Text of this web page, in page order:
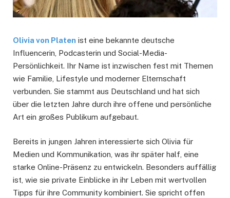
Olivia von Platen ist eine bekannte deutsche
Influencerin, Podcasterin und Social-Media-
Persönlichkeit. Ihr Name ist inzwischen fest mit Themen
wie Familie, Lifestyle und moderner Elternschaft
verbunden. Sie stammt aus Deutschland und hat sich
über die letzten Jahre durch ihre offene und persönliche
Art ein großes Publikum aufgebaut.
Bereits in jungen Jahren interessierte sich Olivia für
Medien und Kommunikation, was ihr später half, eine
starke Online-Präsenz zu entwickeln. Besonders auffällig
ist, wie sie private Einblicke in ihr Leben mit wertvollen
Tipps für ihre Community kombiniert. Sie spricht offen